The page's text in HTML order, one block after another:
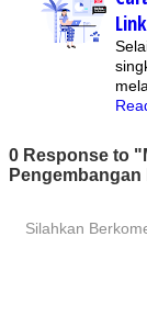
0 Response to
Pengembangan
Silahkan